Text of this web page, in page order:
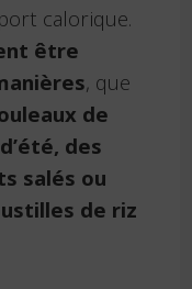
calorique.
être
, que
de
des
salés ou
de riz